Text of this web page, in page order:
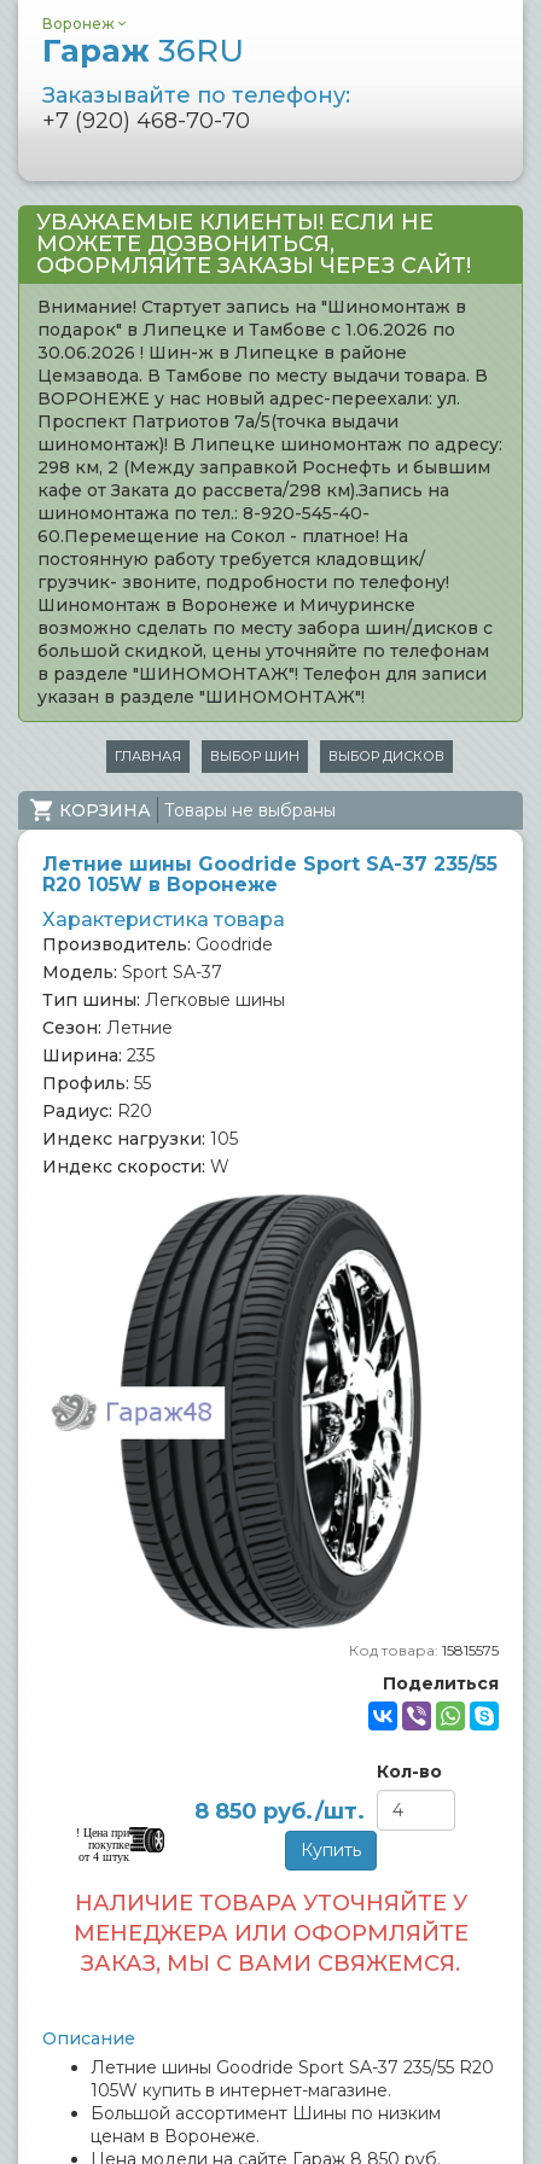
Воронеж
Гараж 36RU
Заказывайте по телефону:
+7 (920) 468-70-70
УВАЖАЕМЫЕ КЛИЕНТЫ! ЕСЛИ НЕ
МОЖЕТЕ ДОЗВОНИТЬСЯ,
ОФОРМЛЯЙТЕ ЗАКАЗЫ ЧЕРЕЗ САЙТ!
Внимание! Стартует запись на "Шиномонтаж в
подарок" в Липецке и Тамбове с 1.06.2026 по
30.06.2026 ! Шин-ж в Липецке в районе
Цемзавода. В Тамбове по месту выдачи товара. В
ВОРОНЕЖЕ у нас новый адрес-переехали: ул.
Проспект Патриотов 7а/5(точка выдачи
шиномонтаж)! В Липецке шиномонтаж по адресу:
298 км, 2 (Между заправкой Роснефть и бывшим
кафе от Заката до рассвета/298 км).Запись на
шиномонтажа по тел.: 8-920-545-40-
60.Перемещение на Сокол - платное! На
постоянную работу требуется кладовщик/
грузчик- звоните, подробности по телефону!
Шиномонтаж в Воронеже и Мичуринске
возможно сделать по месту забора шин/дисков с
большой скидкой, цены уточняйте по телефонам
в разделе "ШИНОМОНТАЖ"! Телефон для записи
указан в разделе "ШИНОМОНТАЖ"!
ГЛАВНАЯ ВЫБОР ШИН ВЫБОР ДИСКОВ
КОРЗИНА Товары не выбраны
Летние шины Goodride Sport SA-37 235/55
R20 105W в Воронеже
Характеристика товара
Производитель: Goodride
Модель: Sport SA-37
Тип шины: Легковые шины
Сезон: Летние
Ширина: 235
Профиль: 55
Радиус: R20
Индекс нагрузки: 105
Индекс скорости: W
Код товара: 15815575
Поделиться
! Цена при
покупке
от 4 штук
8 850 руб./шт.
Кол-во
НАЛИЧИЕ ТОВАРА УТОЧНЯЙТЕ У
МЕНЕДЖЕРА ИЛИ ОФОРМЛЯЙТЕ
ЗАКАЗ, МЫ С ВАМИ СВЯЖЕМСЯ.
Описание
Летние шины Goodride Sport SA-37 235/55 R20
105W купить в интернет-магазине.
Большой ассортимент Шины по низким
ценам в Воронеже.
Цена модели на сайте Гараж 8 850 руб.